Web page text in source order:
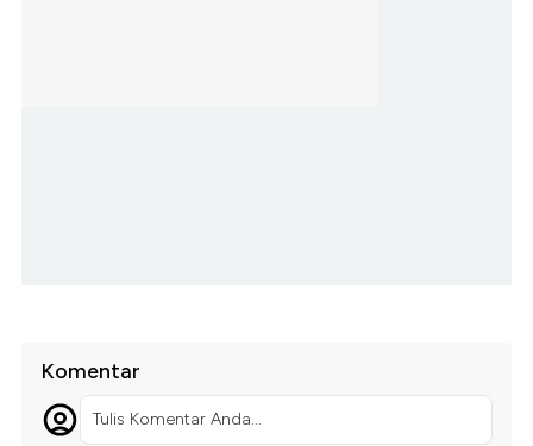
Komentar
Tulis Komentar Anda...